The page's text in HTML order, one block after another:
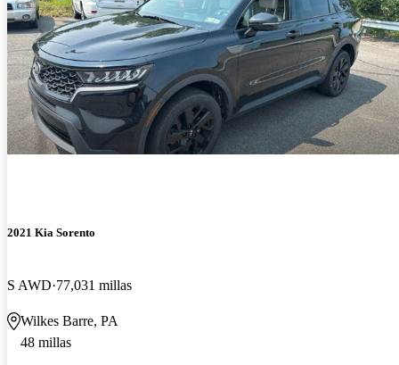
2021 Kia Sorento
S AWD 77,031 millas
Wilkes Barre, PA
48 millas